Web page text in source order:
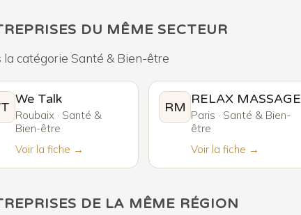
DU MÊME SECTEUR
la catégorie Santé & Bien-être
We Talk
Roubaix · Santé &
Bien-être
Voir la fiche →
RM
RELAX MASSAGE
Paris · Santé & Bien-
être
Voir la fiche →
DE LA MÊME RÉGION